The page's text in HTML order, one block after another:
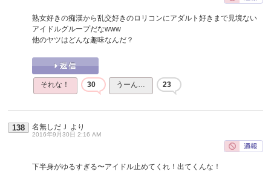
熟女好きの痴漢から乱交好きのロリコンにアダルト好きまで見境ない
アイドルグループだなwww
他のヤツはどんな趣味なんだ？
それな！ 30 うーん… 23
138 名無しだＪ より
2016年9月30日 2:16 AM
下半身がゆるすぎる〜アイドル止めてくれ！出てくんな！